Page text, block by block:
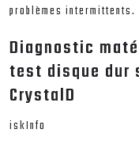
problèmes intermittents.
Diagnostic
test disque dur
CrystalD
iskInfo